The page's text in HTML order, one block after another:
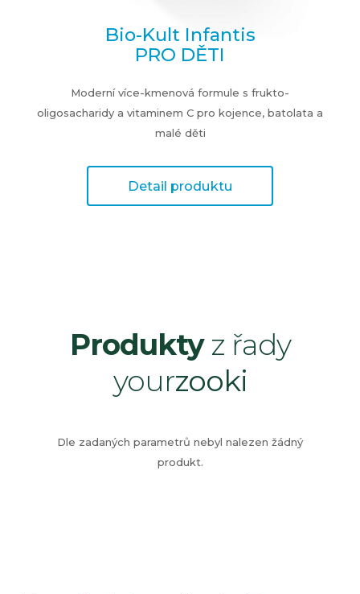
Bio-Kult Infantis
PRO DĚTI
Moderní více-kmenová formule s frukto-
oligosacharidy a vitaminem C pro kojence, batolata a
malé děti
Detail produktu
Produktyz řady
yourzooki
Dle zadaných parametrů nebyl nalezen žádný
produkt.